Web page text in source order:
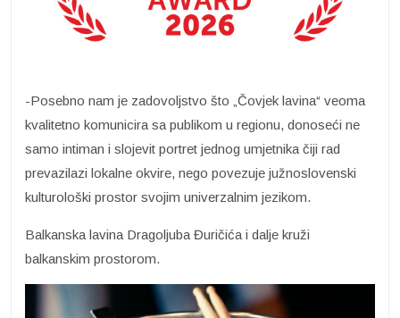
-Posebno nam je zadovoljstvo što „Čovjek lavina“ veoma
kvalitetno komunicira sa publikom u regionu, donoseći ne
samo intiman i slojevit portret jednog umjetnika čiji rad
prevazilazi lokalne okvire, nego povezuje južnoslovenski
kulturološki prostor svojim univerzalnim jezikom.
Balkanska lavina Dragoljuba Đuričića i dalje kruži
balkanskim prostorom.